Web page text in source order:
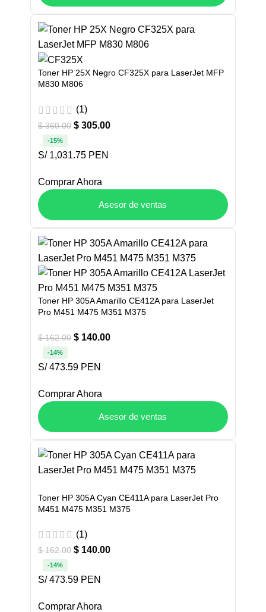
Toner HP 25X Negro CF325X para LaserJet MFP
M830 M806
(1)
$360.00 $ 305.00
-15%
S/ 1,031.75 PEN
Comprar Ahora
Asesor de ventas
Toner HP 305A Amarillo CE412A para LaserJet
Pro M451 M475 M351 M375
$162.00 $ 140.00
-14%
S/ 473.59 PEN
Comprar Ahora
Asesor de ventas
Toner HP 305A Cyan CE411A para LaserJet Pro
M451 M475 M351 M375
(1)
$162.00 $ 140.00
-14%
S/ 473.59 PEN
Comprar Ahora